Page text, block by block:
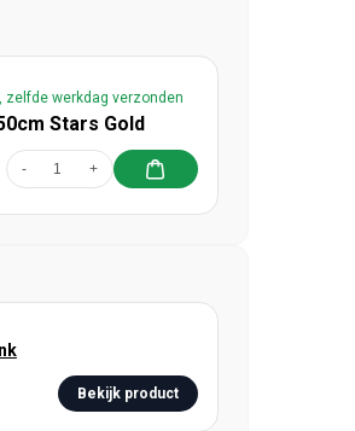
zelfde werkdag verzonden
Stars Gold
- +
Bekijk product